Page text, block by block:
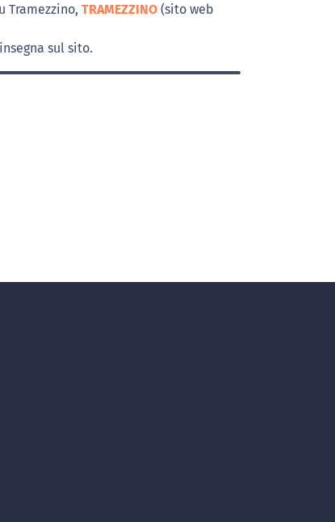
Tramezzino, TRAMEZZINO (sito web
sul sito.